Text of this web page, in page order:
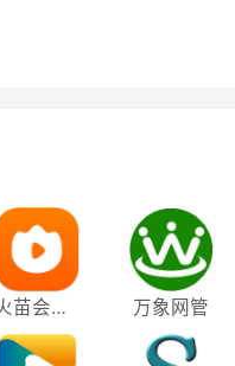
火苗会议电脑版 万象网管